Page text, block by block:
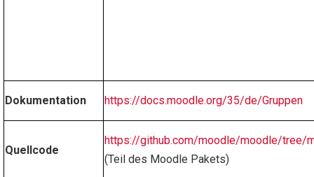
Dokumentation https://docs.moodle.org/35/de/Gruppen
Quellcode
https://github.com/moodle/moodle/tree/
(Teil des Moodle Pakets)